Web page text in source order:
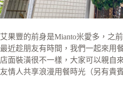
艾果豐的前身是Mianto米愛多，之
最近趁朋友有時間，我們一起來用
店面裝潢很不一樣，大家可以親自
友情人共享浪漫用餐時光（另有貴